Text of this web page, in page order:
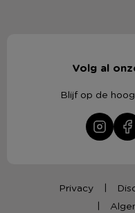
Volg al
Blijf op de
Privacy